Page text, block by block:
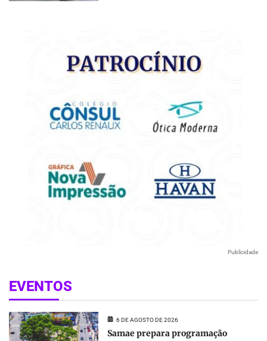
Publicidade
EVENTOS
6 DE AGOSTO DE 2026
Samae prepara programação